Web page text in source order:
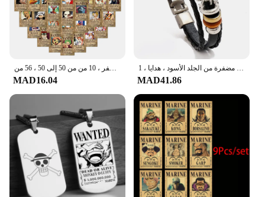
ملصقات كرتون مطلوبة من قطعة واحدة ملصقات أنيمي ، ملصق رائع ، لوح تزلج ، ثلاجة ، جيتار ، لاب توب ، دراجة نارية ، سفر ، 10 من من 50 إلى 50 ، 56 من
MAD16.04
سوار قرصان لوفي قطعة واحدة ، ألعاب شخصيات كرتونية يابانية ، أساور روك مضفرة من الجلد الأسود ، هدايا ، 1:
MAD41.86